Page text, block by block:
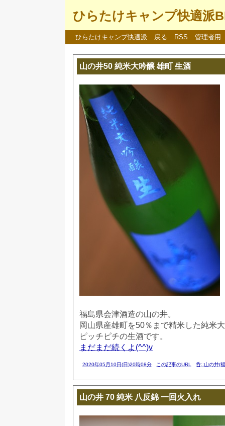
ひらたけキャンプ快適派
ひらたけキャンプ快適派 戻る RSS 管理者用
山の井50 純米大吟醸 雄町 生酒
福島県会津酒造の山の井。
岡山県産雄町を50％まで精米した純米
ピッチピチの生酒です。
まだまだ続くよ(^^)v
2020年05月10日(日)20時08分 この記事のURL 呑::山の井(
山の井 70 純米 八反錦 一回火入れ